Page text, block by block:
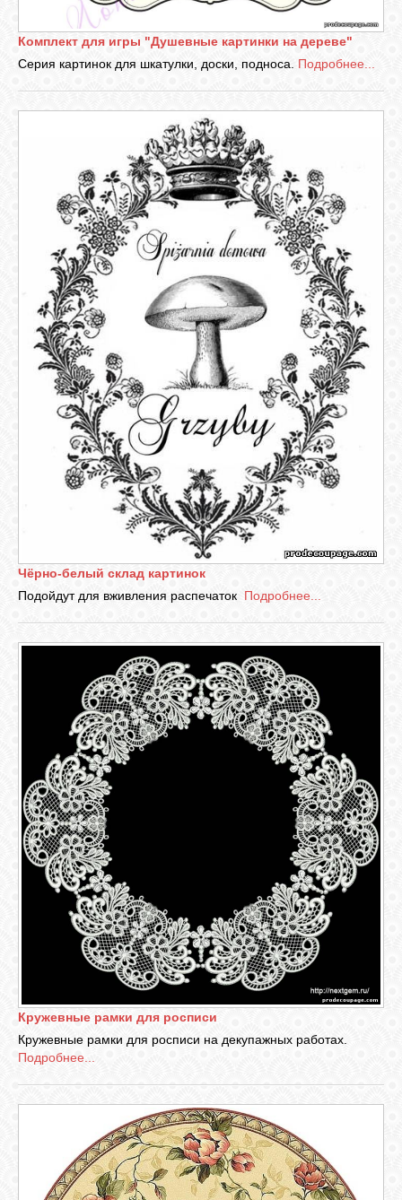
Комплект для игры "Душевные картинки на дереве"
Серия картинок для шкатулки, доски, подноса. Подробнее...
Чёрно-белый склад картинок
Подойдут для вживления распечаток Подробнее...
Кружевные рамки для росписи
Кружевные рамки для росписи на декупажных работах.
Подробнее...